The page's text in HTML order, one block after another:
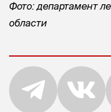
Фото: департамент
области